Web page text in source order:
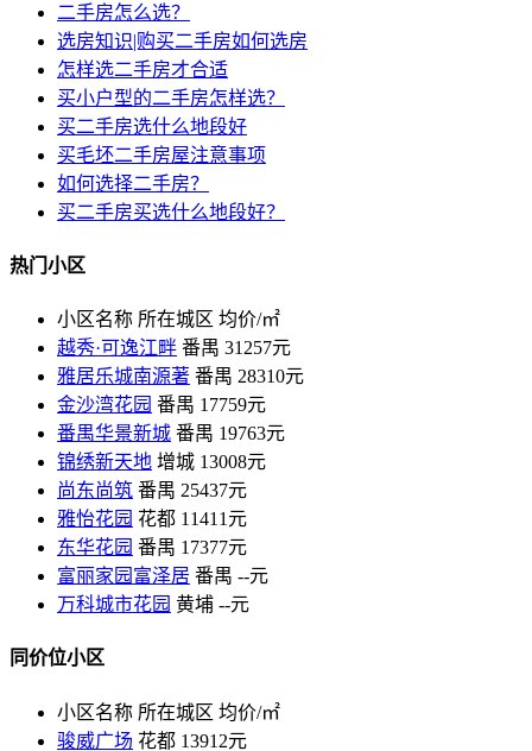
二手房怎么选？
选房知识|购买二手房如何选房
怎样选二手房才合适
买小户型的二手房怎样选？
买二手房选什么地段好
买毛坯二手房屋注意事项
如何选择二手房？
买二手房买选什么地段好？
热门小区
小区名称 所在城区 均价/㎡
越秀·可逸江畔 番禺 31257元
雅居乐城南源著 番禺 28310元
金沙湾花园 番禺 17759元
番禺华景新城 番禺 19763元
锦绣新天地 增城 13008元
尚东尚筑 番禺 25437元
雅怡花园 花都 11411元
东华花园 番禺 17377元
富丽家园富泽居 番禺 --元
万科城市花园 黄埔 --元
同价位小区
小区名称 所在城区 均价/㎡
骏威广场 花都 13912元